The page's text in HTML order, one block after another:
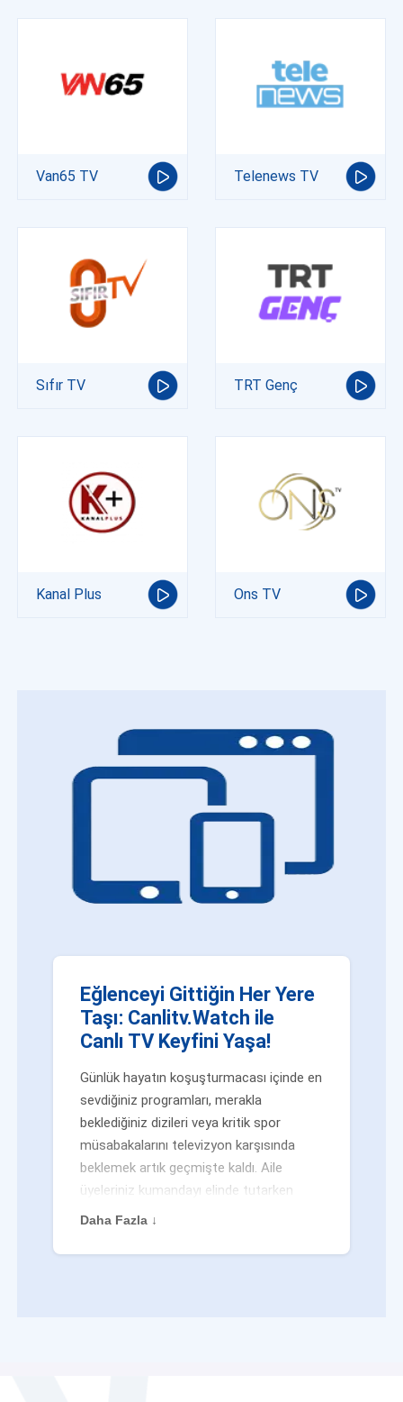
Van65 TV Telenews TV
Sıfır TV TRT Genç
Kanal Plus Ons TV
Eğlenceyi Gittiğin Her Yere
Taşı: Canlitv.Watch ile
Canlı TV Keyfini Yaşa!
Günlük hayatın koşuşturmacası içinde en
sevdiğiniz programları, merakla
beklediğiniz dizileri veya kritik spor
müsabakalarını televizyon karşısında
beklemek artık geçmişte kaldı. Aile
üyeleriniz kumandayı elinde tutarken
veya siz evden uzaktayken bile
değilsiniz. Geleneksel yayıncılığın
Daha Fazla ↓